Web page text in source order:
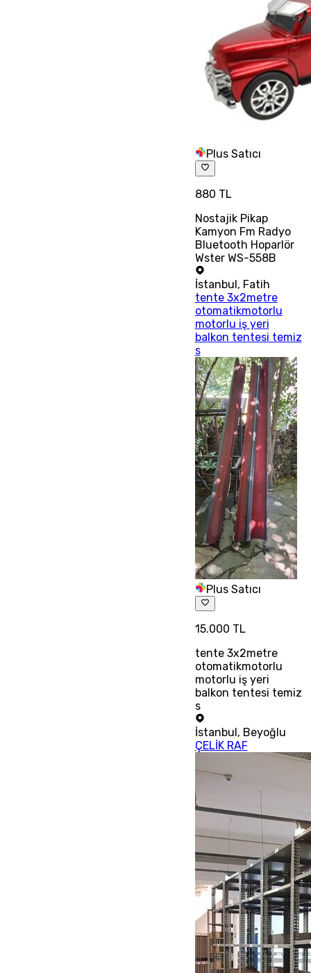
Plus Satıcı
880 TL
Nostajik Pikap
Kamyon Fm Radyo
Bluetooth Hoparlör
Wster WS-558B
İstanbul, Fatih
tente 3x2metre
otomatikmotorlu
motorlu iş yeri
balkon tentesi temiz
s
Plus Satıcı
15.000 TL
tente 3x2metre
otomatikmotorlu
motorlu iş yeri
balkon tentesi temiz
s
İstanbul, Beyoğlu
ÇELİK RAF